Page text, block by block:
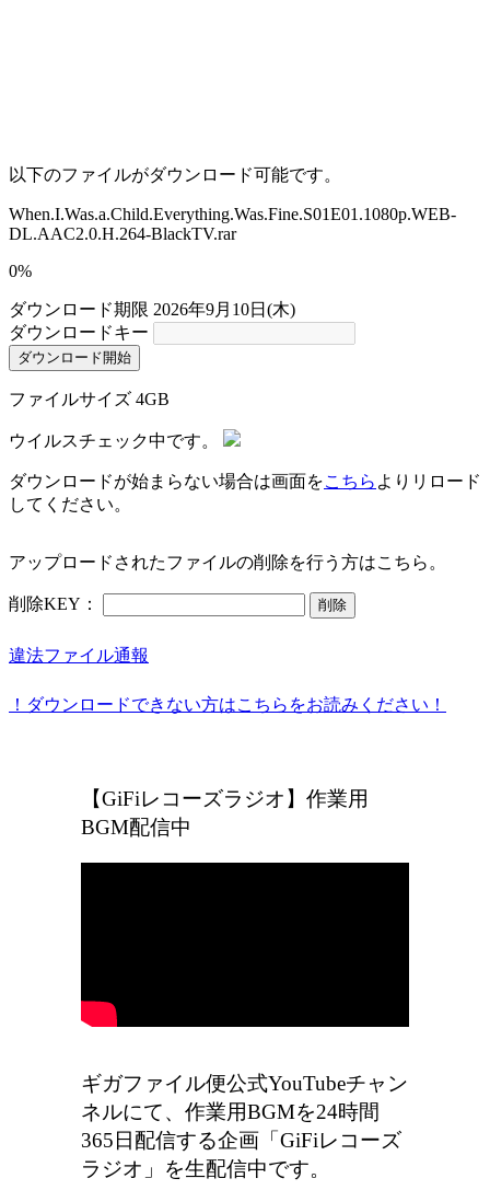
以下のファイルがダウンロード可能です。
When.I.Was.a.Child.Everything.Was.Fine.S01E01.1080p.WEB-
DL.AAC2.0.H.264-BlackTV.rar
0%
ダウンロード期限 2026年9月10日(木)
ダウンロードキー
ダウンロード開始
ファイルサイズ 4GB
ウイルスチェック中です。
ダウンロードが始まらない場合は画面をこちら よりリロード
してください。
アップロードされたファイルの削除を行う方はこちら。
削除KEY： 削除
違法ファイル通報
！ダウンロードできない方はこちらをお読みください！
【GiFiレコーズラジオ】作業用
BGM配信中
ギガファイル便公式YouTubeチャン
ネルにて、作業用BGMを24時間
365日配信する企画「GiFiレコーズ
ラジオ」を生配信中です。